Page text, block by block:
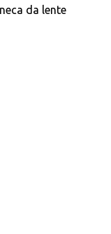
da lente